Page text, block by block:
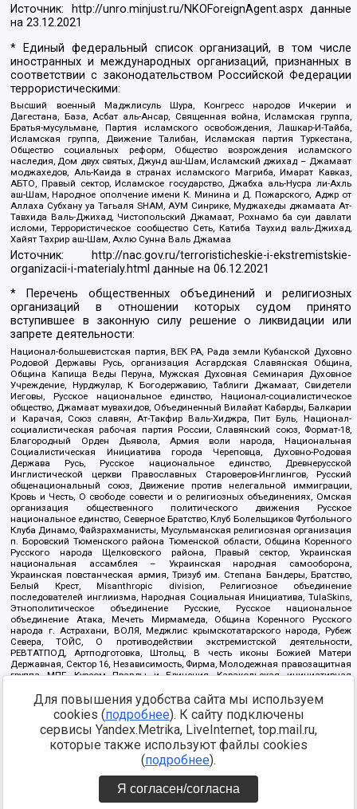
Источник: http://unro.minjust.ru/NKOForeignAgent.aspxданные
на23.12.2021
* Единый федеральный список организаций, в том числе
иностранных и международных организаций, признанных в
соответствии с законодательством Российской Федерации
террористическими:
Высший военный Маджлисуль Шура, Конгресс народов Ичкерии и
Дагестана, База, Асбат аль-Ансар, Священная война, Исламская группа,
Братья-мусульмане, Партия исламского освобождения, Лашкар-И-Тайба,
Исламская группа, Движение Талибан, Исламская партия Туркестана,
Общество социальных реформ, Общество возрождения исламского
наследия, Дом двух святых, Джунд аш-Шам, Исламский джихад – Джамаат
моджахедов, Аль-Каида в странах исламского Магриба, Имарат Кавказ,
АБТО, Правый сектор, Исламское государство, Джабха аль-Нусра ли-Ахль
аш-Шам, Народное ополчение имени К. Минина и Д. Пожарского, Аджр от
Аллаха Субхану уа Тагьаля SHAM, АУМ Синрике, Муджахеды джамаата Ат-
Тавхида Валь-Джихад, Чистопольский Джамаат, Рохнамо ба суи давлати
исломи, Террористическое сообщество Сеть, Катиба Таухид валь-Джихад,
Хайят Тахрир аш-Шам, Ахлю Сунна Валь Джамаа
Источник:
http://nac.gov.ru/terroristicheskie-i-ekstremistskie-
organizacii-i-materialy.html данные на06.12.2021
* Перечень общественных объединений и религиозных
организаций в отношении которых судом принято
вступившее в законную силу решение о ликвидации или
запрете деятельности:
Национал-большевистская партия, ВЕК РА, Рада земли Кубанской Духовно
Родовой Державы Русь, организация Асгардская Славянская Община,
Община Капища Веды Перуна, Мужская Духовная Семинария Духовное
Учреждение, Нурджулар, К Богодержавию, Таблиги Джамаат, Свидетели
Иеговы, Русское национальное единство, Национал-социалистическое
общество, Джамаат мувахидов, Объединенный Вилайат Кабарды, Балкарии
и Карачая, Союз славян, Ат-Такфир Валь-Хиджра, Пит Буль, Национал-
социалистическая рабочая партия России, Славянский союз, Формат-18,
Благородный Орден Дьявола, Армия воли народа, Национальная
Социалистическая Инициатива города Череповца, Духовно-Родовая
Держава Русь, Русское национальное единство, Древнерусской
Инглистической церкви Православных Староверов-Инглингов, Русский
общенациональный союз, Движение против нелегальной иммиграции,
Кровь и Честь, О свободе совести и о религиозных объединениях, Омская
организация общественного политического движения Русское
национальное единство, Северное Братство, Клуб Болельщиков Футбольного
Клуба Динамо, Файзрахманисты, Мусульманская религиозная организация
п. Боровский Тюменского района Тюменской области, Община Коренного
Русского народа Щелковского района, Правый сектор, Украинская
национальная ассамблея – Украинская народная самооборона,
Украинская повстанческая армия, Тризуб им. Степана Бандеры, Братство,
Белый Крест, Misanthropic division, Религиозное объединение
последователей инглиизма, Народная Социальная Инициатива, TulaSkins,
Этнополитическое объединение Русские, Русское национальное
объединение Атака, Мечеть Мирмамеда, Община Коренного Русского
народа г. Астрахани, ВОЛЯ, Меджлис крымскотатарского народа, Рубеж
Севера, ТОЙС, О противодействии экстремистской деятельности,
РЕВТАТПОД, Артподготовка, Штольц, В честь иконы Божией Матери
Державная, Сектор 16, Независимость, Фирма, Молодежная правозащитная
группа МПГ, Курсом Правды и Единения, Каракольская инициативная
Благотворительный пансионат Ак Умут, Русская республика Русь,
Арестантское уголовное единство, Башкорт, Нация и свобода, W.H.С., Фалунь
Дафа, Иртыш Ultras, Русский Патриотический клуб-Новокузнецк/РПК,
Сибирский державный союз, Фонд борьбы с коррупцией, Фонд защиты прав
граждан, Штабы Навального, Совет граждан СССР Прикубанского округа г.
Краснодара
https://minjust.gov.ru/ru/documents/7822/
Для повышения удобства сайта мы используем
cookies (подробнее). К сайту подключены
сервисы Yandex.Metrika, LiveInternet, top.mail.ru,
которые также используют файлы cookies
(подробнее).
Я согласен/согласна